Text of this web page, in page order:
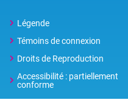
Légende
Témoins de connexion
Droits de Reproduction
Accessibilité : partiellement
conforme